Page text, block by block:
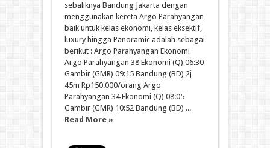
sebaliknya Bandung Jakarta dengan
menggunakan kereta Argo Parahyangan
baik untuk kelas ekonomi, kelas eksektif,
luxury hingga Panoramic adalah sebagai
berikut : Argo Parahyangan Ekonomi
Argo Parahyangan 38 Ekonomi (Q) 06:30
Gambir (GMR) 09:15 Bandung (BD) 2j
45m Rp150.000/orang Argo
Parahyangan 34 Ekonomi (Q) 08:05
Gambir (GMR) 10:52 Bandung (BD) ...
Read More »